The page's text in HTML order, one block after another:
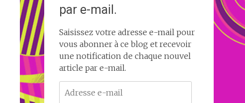
par e-mail.
Saisissez votre adresse e-mail pour
vous abonner à ce blog et recevoir
une notification de chaque nouvel
article par e-mail.
Adresse
e-